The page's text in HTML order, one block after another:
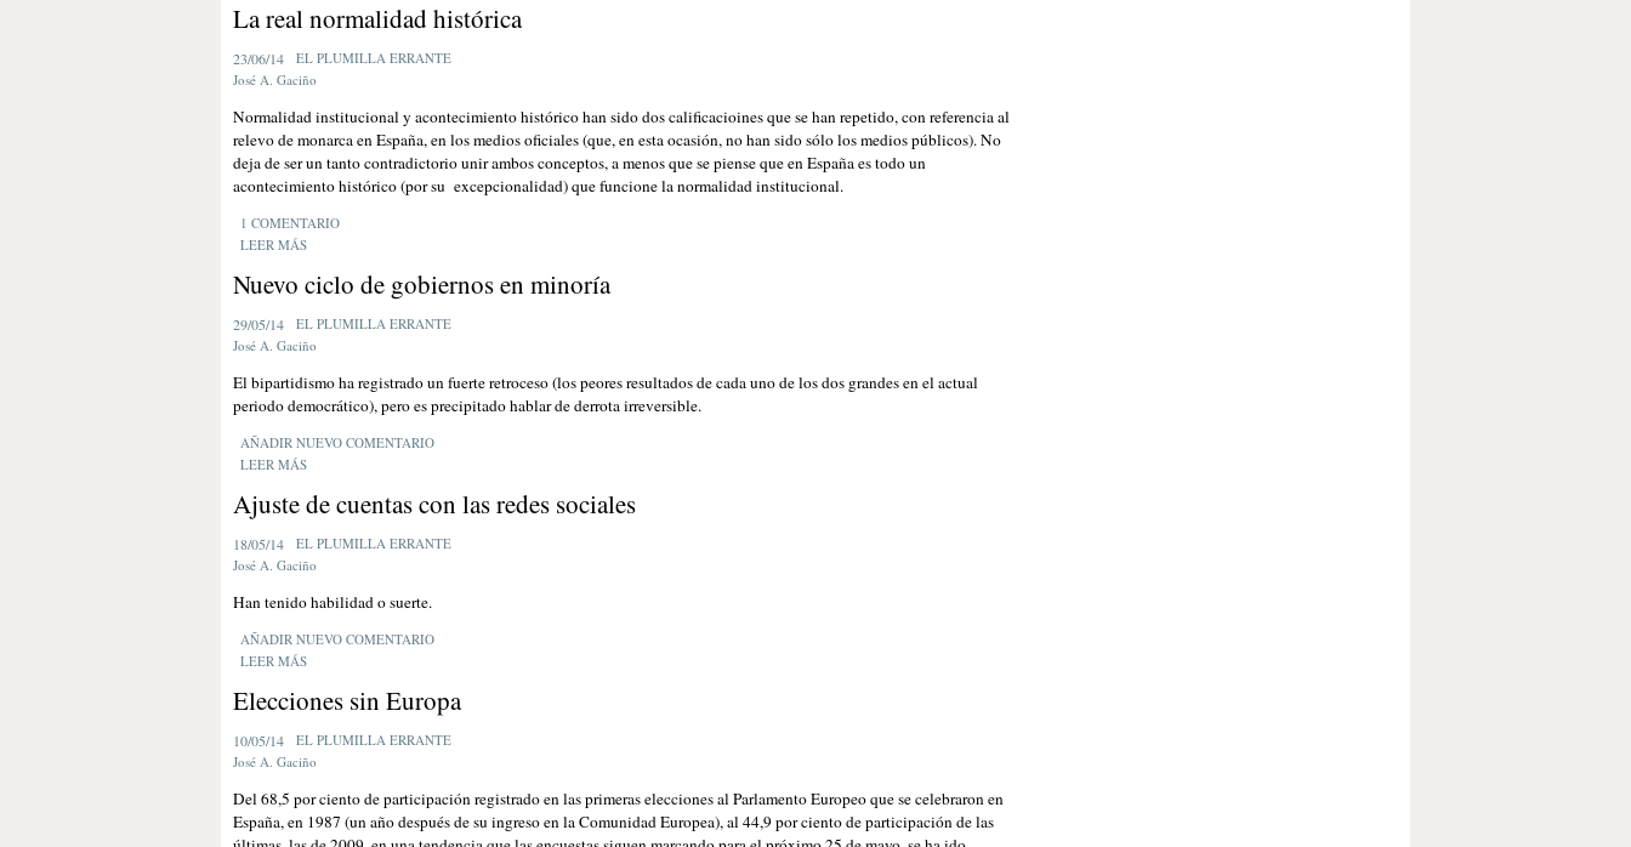
La real normalidad histórica
23/06/14
EL PLUMILLA ERRANTE
José A. Gaciño
Normalidad institucional y acontecimiento histórico han sido dos calificacioines que se han repetido, con referencia al
relevo de monarca en España, en los medios oficiales (que, en esta ocasión, no han sido sólo los medios públicos). No
deja de ser un tanto contradictorio unir ambos conceptos, a menos que se piense que en España es todo un
acontecimiento histórico (por su excepcionalidad) que funcione la normalidad institucional.
1 COMENTARIO
LEER MÁS
Nuevo ciclo de gobiernos en minoría
29/05/14
EL PLUMILLA ERRANTE
José A. Gaciño
El bipartidismo ha registrado un fuerte retroceso (los peores resultados de cada uno de los dos grandes en el actual
periodo democrático), pero es precipitado hablar de derrota irreversible.
AÑADIR NUEVO COMENTARIO
LEER MÁS
Ajuste de cuentas con las redes sociales
18/05/14
EL PLUMILLA ERRANTE
José A. Gaciño
Han tenido habilidad o suerte.
AÑADIR NUEVO COMENTARIO
LEER MÁS
Elecciones sin Europa
10/05/14
EL PLUMILLA ERRANTE
José A. Gaciño
Del 68,5 por ciento de participación registrado en las primeras elecciones al Parlamento Europeo que se celebraron en
España, en 1987 (un año después de su ingreso en la Comunidad Europea), al 44,9 por ciento de participación de las